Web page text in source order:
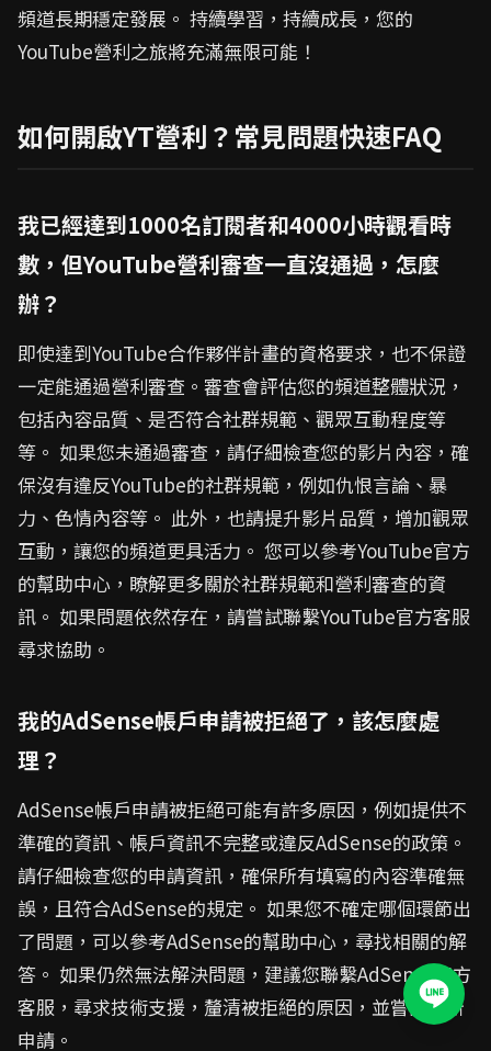
頻道長期穩定發展。 持續學習，持續成長，您的
YouTube營利之旅將充滿無限可能！
如何開啟YT營利？常見問題快速FAQ
我已經達到1000名訂閱者和4000小時觀看時
數，但YouTube營利審查一直沒通過，怎麼
辦？
即使達到YouTube合作夥伴計畫的資格要求，也不保證
一定能通過營利審查。審查會評估您的頻道整體狀況，
包括內容品質、是否符合社群規範、觀眾互動程度等
等。 如果您未通過審查，請仔細檢查您的影片內容，確
保沒有違反YouTube的社群規範，例如仇恨言論、暴
力、色情內容等。 此外，也請提升影片品質，增加觀眾
互動，讓您的頻道更具活力。 您可以參考YouTube官方
的幫助中心，瞭解更多關於社群規範和營利審查的資
訊。 如果問題依然存在，請嘗試聯繫YouTube官方客服
尋求協助。
我的AdSense帳戶申請被拒絕了，該怎麼處
理？
AdSense帳戶申請被拒絕可能有許多原因，例如提供不
準確的資訊、帳戶資訊不完整或違反AdSense的政策。
請仔細檢查您的申請資訊，確保所有填寫的內容準確無
誤，且符合AdSense的規定。 如果您不確定哪個環節出
了問題，可以參考AdSense的幫助中心，尋找相關的解
答。 如果仍然無法解決問題，建議您聯繫AdSense官方
客服，尋求技術支援，釐清被拒絕的原因，並嘗試重新
申請。